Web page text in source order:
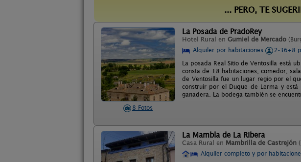
... PERO, TE
8 Fotos
La Posada de PradoRey
Hotel Rural en Gumiel de Mercado
Alquiler por habitaciones
2-36+8
La posada Real Sitio de Ventosilla está
consta de 18 habitaciones, comedor,
de Ventosilla fue un lugar regio por el
construir por el Duque de Lerma y
ganadera. La bodega también se
La Mambla de La Ribera
Casa Rural en Mambrilla de Castrejón
Alquiler completo y por